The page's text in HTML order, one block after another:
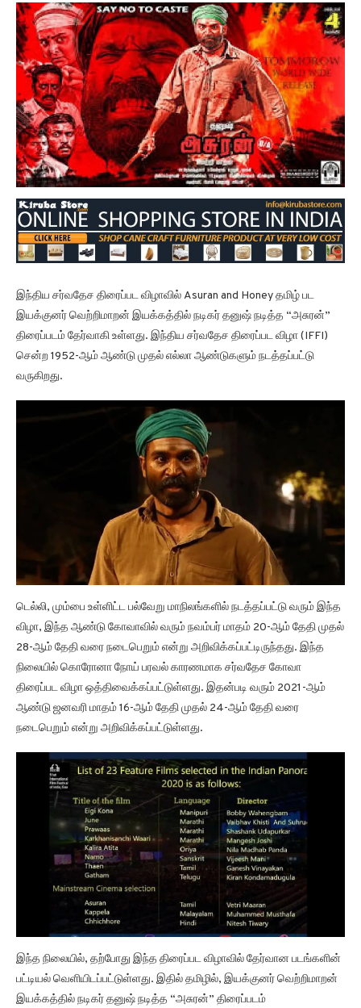
இந்திய சர்வதேச திரைப்பட விழாவில் Asuran and Honey தமிழ் பட
இயக்குனர் வெற்றிமாறன் இயக்கத்தில் நடிகர் தனுஷ் நடித்த “அசுரன்”
திரைப்படம் தேர்வாகி உள்ளது. இந்திய சர்வதேச திரைப்பட விழா (IFFI)
சென்ற 1952-ஆம் ஆண்டு முதல் எல்லா ஆண்டுகளும் நடத்தப்பட்டு
வருகிறது.
டெல்லி, மும்பை உள்ளிட்ட பல்வேறு மாநிலங்களில் நடத்தப்பட்டு வரும் இந்த
விழா, இந்த ஆண்டு கோவாவில் வரும் நவம்பர் மாதம் 20-ஆம் தேதி முதல்
28-ஆம் தேதி வரை நடைபெறும் என்று அறிவிக்கப்பட்டிருந்தது. இந்த
நிலையில் கொரோனா நோய் பரவல் காரணமாக சர்வதேச கோவா
திரைப்பட விழா ஒத்திவைக்கப்பட்டுள்ளது. இதன்படி வரும் 2021-ஆம்
ஆண்டு ஜனவரி மாதம் 16-ஆம் தேதி முதல் 24-ஆம் தேதி வரை
நடைபெறும் என்று அறிவிக்கப்பட்டுள்ளது.
இந்த நிலையில், தற்போது இந்த திரைப்பட விழாவில் தேர்வான படங்களின்
பட்டியல் வெளியிடப்பட்டுள்ளது. இதில் தமிழில், இயக்குனர் வெற்றிமாறன்
இயக்கத்தில் நடிகர் தனுஷ் நடித்த “அசுரன்” திரைப்படம்